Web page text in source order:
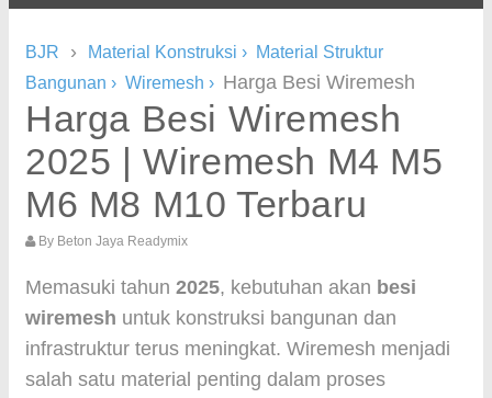
BJR › Material Konstruksi › Material Struktur
Bangunan › Wiremesh › Harga Besi Wiremesh
Harga Besi Wiremesh
2025 | Wiremesh M4 M5
M6 M8 M10 Terbaru
By Beton Jaya Readymix
Memasuki tahun 2025, kebutuhan akan besi
wiremesh untuk konstruksi bangunan dan
infrastruktur terus meningkat. Wiremesh menjadi
salah satu material penting dalam proses